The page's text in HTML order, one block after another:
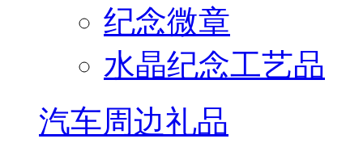
纪念微章
水晶纪念工艺品
汽车周边礼品